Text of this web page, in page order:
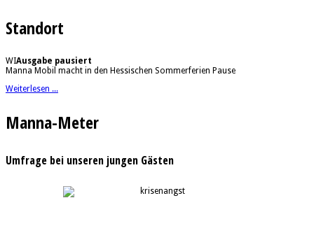
Standort
WIAusgabe pausiert
Manna Mobil macht in den Hessischen Sommerferien Pause
Weiterlesen ...
Manna-Meter
Umfrage bei unseren jungen Gästen